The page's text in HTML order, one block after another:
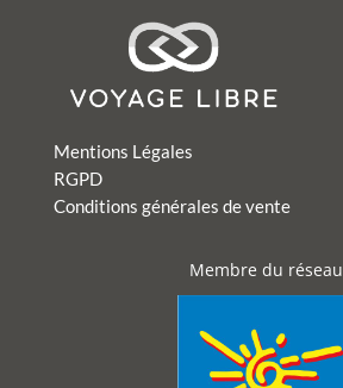
Mentions Légales
RGPD
Conditions générales de vente
Membre du réseau